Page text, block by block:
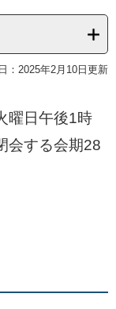
：2025年2月10日更新
曜日午後1時
会する会期28